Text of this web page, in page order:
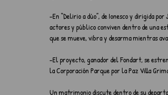
-En “Delirio a dúo”, de Ionesco y dirigida por
actores y público conviven dentro de una
que se mueve, vibra y desarma mientras
-El proyecto, ganador del Fondart, se
la Corporación Parque por la Paz Villa
Un matrimonio discute dentro de su